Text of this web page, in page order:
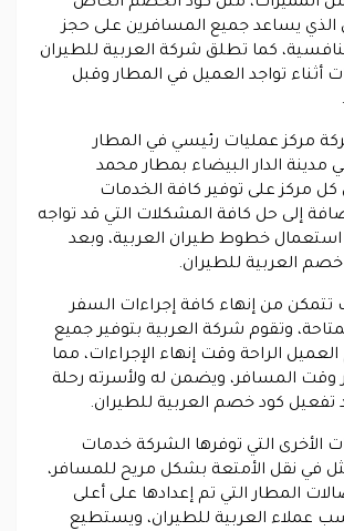
من المميزات، مثل كود الخصم الخاص
الذي يساعد جميع المسافرين على حجز
كما تطلق شركة العربية للطيران
أثناء تواجد العميل في المطار وقبل
مركز عمليات رئيسي في المطار
مدينة الدار البيضاء بمطار محمد
مركز على توفير كافة الخدمات
إلى حل كافة المشكلات التي قد تواجه
استعمال خطوط طيران العربية، وبعد
العربية للطيران.
من إنهاء كافة إجراءات السفر
وتقوم شركة العربية بتوفير جميع
الراحة وقت إنهاء الإجراءات، مما
وقت المسافر، ويضمن له ولأسرته رحلة
كود خصم العربية للطيران.
الأخرى التي توفرها الشركة خدمات
في نقل الأمتعة بشكل مريح للمسافر،
المطار التي تم إعدادها على أعلى
عملاء العربية للطيران، ويستطيع